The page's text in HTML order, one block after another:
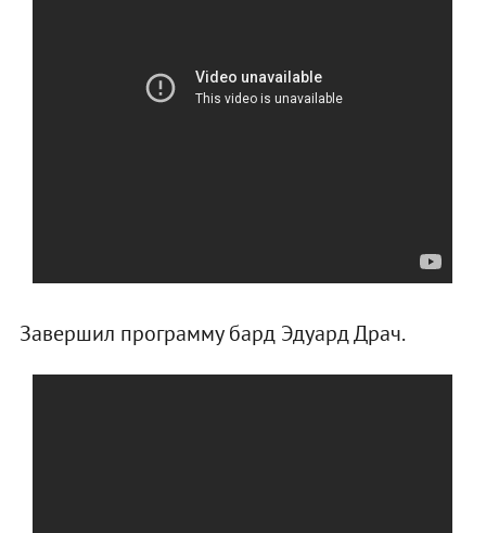
Завершил программу бард Эдуард Драч.